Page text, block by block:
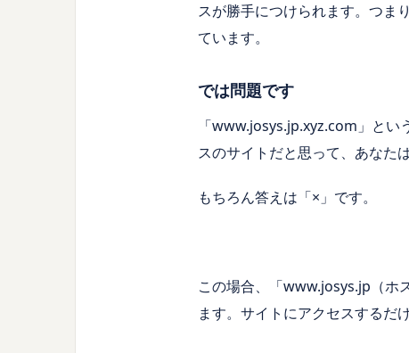
スが勝手につけられます。つま
ています。
では問題です
「www.josys.jp.xyz.com 」とい
スのサイトだと思って、あなた
もちろん答えは「×」です。
この場合、「www.josys.jp （ホ
ます。サイトにアクセスするだ